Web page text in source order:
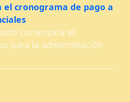
el cronograma de pago a
comenzará el
para la administración